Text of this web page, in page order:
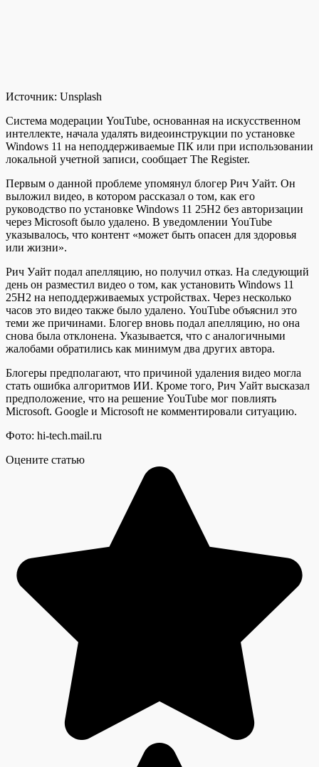
Источник: Unsplash
Система модерации YouTube, основанная на искусственном
интеллекте, начала удалять видеоинструкции по установке
Windows 11 на неподдерживаемые ПК или при использовании
локальной учетной записи, сообщает The Register.
Первым о данной проблеме упомянул блогер Рич Уайт. Он
выложил видео, в котором рассказал о том, как его
руководство по установке Windows 11 25Н2 без авторизации
через Microsoft было удалено. В уведомлении YouTube
указывалось, что контент «может быть опасен для здоровья
или жизни».
Рич Уайт подал апелляцию, но получил отказ. На следующий
день он разместил видео о том, как установить Windows 11
25Н2 на неподдерживаемых устройствах. Через несколько
часов это видео также было удалено. YouTube объяснил это
теми же причинами. Блогер вновь подал апелляцию, но она
снова была отклонена. Указывается, что с аналогичными
жалобами обратились как минимум два других автора.
Блогеры предполагают, что причиной удаления видео могла
стать ошибка алгоритмов ИИ. Кроме того, Рич Уайт высказал
предположение, что на решение YouTube мог повлиять
Microsoft. Google и Microsoft не комментировали ситуацию.
Фото: hi-tech.mail.ru
Оцените статью